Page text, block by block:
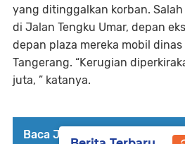
yang ditinggalkan korban.
di Jalan Tengku Umar, depan
depan plaza mereka mobil
Tangerang. “Kerugian
juta, ” katanya.
Baca Juga :
Keren Habis,